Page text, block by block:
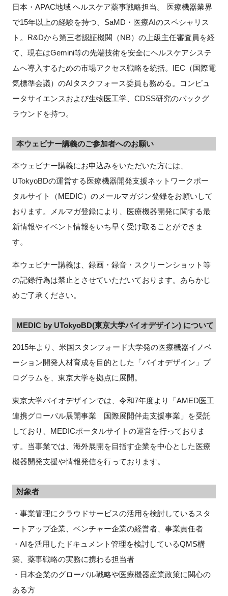
日本・APAC地域 ヘルスケア薬事戦略担当。 医療機器業界
で15年以上の経験を持つ、SaMD・医療AIのスペシャリス
ト。R&Dから第三者認証機関（NB）の上級主任審査員を経
て、現在はGemini等の先端技術を安全にヘルスケアシステ
ムへ導入するための市場アクセス戦略を統括。IEC（国際電
気標準会議）のAIタスクフォース委員も務める。コンピュ
ータサイエンスおよび生物医工学、CDSS研究のバックグ
ラウンドを持つ。
本ウェビナー講義のご参加者へのお願い
本ウェビナー講義にお申込みをいただいた方には、
UTokyoBDの運営する医療機器開発支援ネットワークポー
タルサイト（MEDIC）のメールマガジン登録をお願いして
おります。メルマガ登録により、医療機器開発に関する最
新情報やイベント情報をいち早く受け取ることができま
す。
本ウェビナー講義は、録画・録音・スクリーンショット等
の記録行為は禁止とさせていただいております。あらかじ
めご了承ください。
MEDIC by UTokyoBD(東京大学バイオデザイン) について
2015年より、米国スタンフォード大学発の医療機器イノベ
ーション開発人材育成を目的とした「バイオデザイン」プ
ログラムを、東京大学を拠点に展開。
東京大学バイオデザインでは、令和7年度より「AMED医工
連携グローバル展開事業 国際展開伴走支援事業」を受託
しており、MEDICポータルサイトの運営を行っておりま
す。当事業では、海外展開を目指す企業を中心とした医療
機器開発支援や情報発信を行っております。
対象者
・事業管理にクラウドサービスの活用を検討しているスタ
ートアップ企業、ベンチャー企業の経営者、事業責任者
・AIを活用したドキュメント管理を検討しているQMS構
築、薬事戦略の実務に携わる担当者
・日本企業のグローバル戦略や医療機器産業政策に関心の
ある方